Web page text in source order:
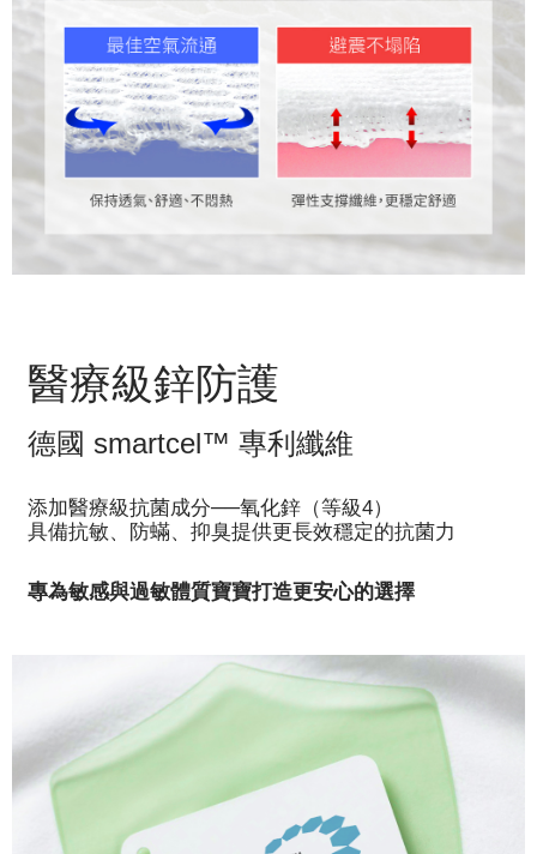
醫療級鋅防護
德國 smartcel™ 專利纖維
添加醫療級抗菌成分──氧化鋅（等級4）
具備抗敏、防蟎、抑臭提供更長效穩定的抗菌力
專為敏感與過敏體質寶寶打造更安心的選擇